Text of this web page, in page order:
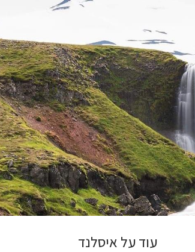
עוד על איסלנד